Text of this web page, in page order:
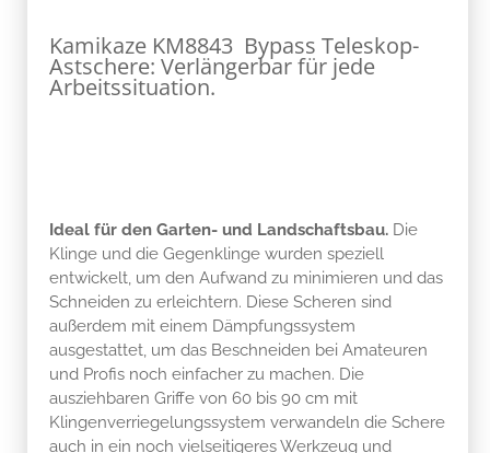
Kamikaze KM8843 Bypass Teleskop-
Astschere: Verlängerbar für jede
Arbeitssituation.
Ideal für den Garten- und Landschaftsbau. Die
Klinge und die Gegenklinge wurden speziell
entwickelt, um den Aufwand zu minimieren und das
Schneiden zu erleichtern. Diese Scheren sind
außerdem mit einem Dämpfungssystem
ausgestattet, um das Beschneiden bei Amateuren
und Profis noch einfacher zu machen. Die
ausziehbaren Griffe von 60 bis 90 cm mit
Klingenverriegelungssystem verwandeln die Schere
auch in ein noch vielseitigeres Werkzeug und